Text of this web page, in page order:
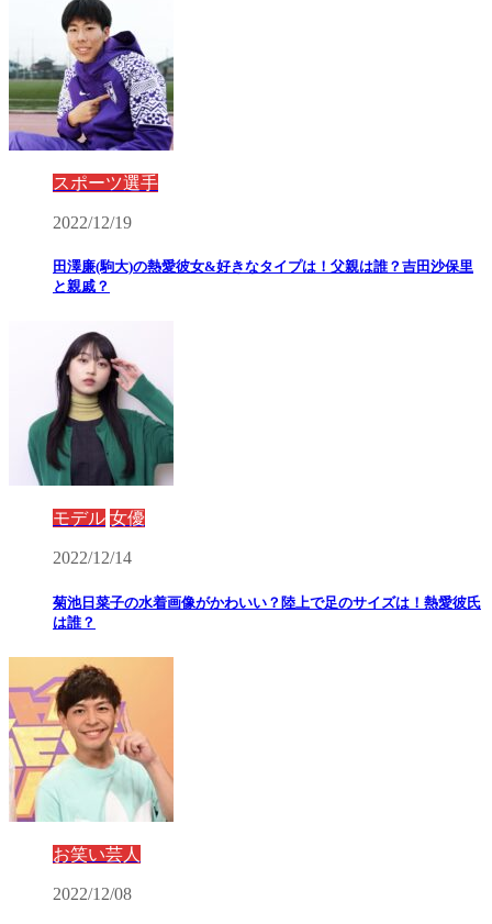
スポーツ選手
2022/12/19
田澤廉(駒大)の熱愛彼女&好きなタイプは！父親は誰？吉田沙保里
と親戚？
モデル 女優
2022/12/14
菊池日菜子の水着画像がかわいい？陸上で足のサイズは！熱愛彼氏
は誰？
お笑い芸人
2022/12/08